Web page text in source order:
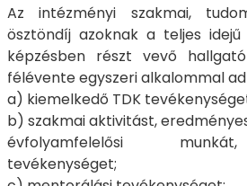
Az intézményi szakmai,
ösztöndíj azoknak a teljes
képzésben részt vevő
félévente egyszeri alkalommal
a) kiemelkedő TDK
b) szakmai aktivitást,
évfolyamfelelősi
tevékenységet;